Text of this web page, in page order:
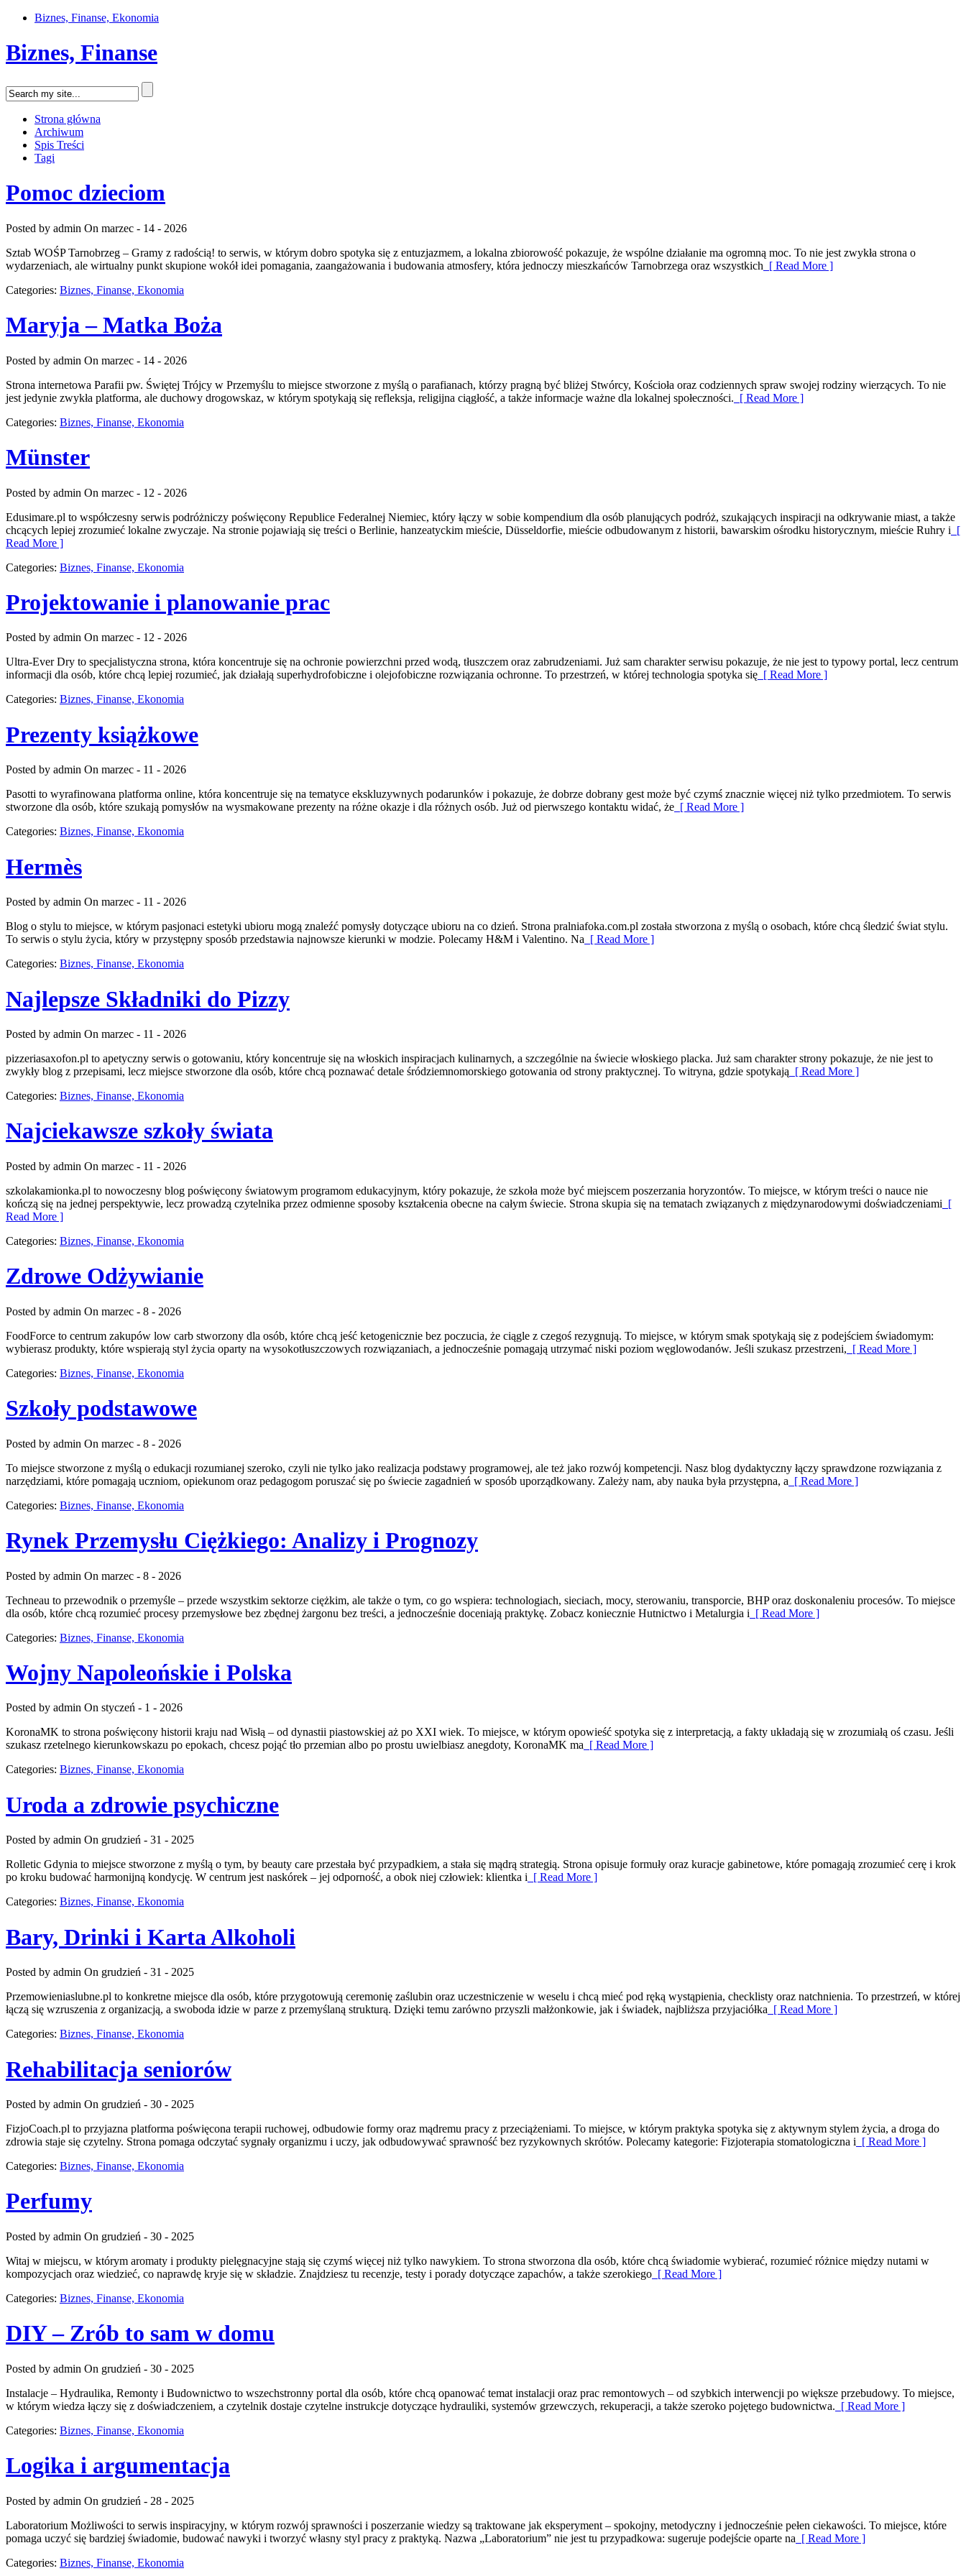
Biznes, Finanse, Ekonomia
Biznes, Finanse
Strona główna
Archiwum
Spis Treści
Tagi
Pomoc dzieciom
Posted by admin On marzec - 14 - 2026
Sztab WOŚP Tarnobrzeg – Gramy z radością! to serwis, w którym dobro spotyka się z entuzjazmem, a lokalna zbiorowość pokazuje, że wspólne działanie ma ogromną moc. To nie jest zwykła strona o
wydarzeniach, ale wirtualny punkt skupione wokół idei pomagania, zaangażowania i budowania atmosfery, która jednoczy mieszkańców Tarnobrzega oraz wszystkich [ Read More ]
Categories: Biznes, Finanse, Ekonomia
Maryja – Matka Boża
Posted by admin On marzec - 14 - 2026
Strona internetowa Parafii pw. Świętej Trójcy w Przemyślu to miejsce stworzone z myślą o parafianach, którzy pragną być bliżej Stwórcy, Kościoła oraz codziennych spraw swojej rodziny wierzących. To nie
jest jedynie zwykła platforma, ale duchowy drogowskaz, w którym spotykają się refleksja, religijna ciągłość, a także informacje ważne dla lokalnej społeczności. [ Read More ]
Categories: Biznes, Finanse, Ekonomia
Münster
Posted by admin On marzec - 12 - 2026
Edusimare.pl to współczesny serwis podróżniczy poświęcony Republice Federalnej Niemiec, który łączy w sobie kompendium dla osób planujących podróż, szukających inspiracji na odkrywanie miast, a także
chcących lepiej zrozumieć lokalne zwyczaje. Na stronie pojawiają się treści o Berlinie, hanzeatyckim mieście, Düsseldorfie, mieście odbudowanym z historii, bawarskim ośrodku historycznym, mieście Ruhry i [
Read More ]
Categories: Biznes, Finanse, Ekonomia
Projektowanie i planowanie prac
Posted by admin On marzec - 12 - 2026
Ultra-Ever Dry to specjalistyczna strona, która koncentruje się na ochronie powierzchni przed wodą, tłuszczem oraz zabrudzeniami. Już sam charakter serwisu pokazuje, że nie jest to typowy portal, lecz centrum
informacji dla osób, które chcą lepiej rozumieć, jak działają superhydrofobiczne i olejofobiczne rozwiązania ochronne. To przestrzeń, w której technologia spotyka się [ Read More ]
Categories: Biznes, Finanse, Ekonomia
Prezenty książkowe
Posted by admin On marzec - 11 - 2026
Pasotti to wyrafinowana platforma online, która koncentruje się na tematyce ekskluzywnych podarunków i pokazuje, że dobrze dobrany gest może być czymś znacznie więcej niż tylko przedmiotem. To serwis
stworzone dla osób, które szukają pomysłów na wysmakowane prezenty na różne okazje i dla różnych osób. Już od pierwszego kontaktu widać, że [ Read More ]
Categories: Biznes, Finanse, Ekonomia
Hermès
Posted by admin On marzec - 11 - 2026
Blog o stylu to miejsce, w którym pasjonaci estetyki ubioru mogą znaleźć pomysły dotyczące ubioru na co dzień. Strona pralniafoka.com.pl została stworzona z myślą o osobach, które chcą śledzić świat stylu.
To serwis o stylu życia, który w przystępny sposób przedstawia najnowsze kierunki w modzie. Polecamy H&M i Valentino. Na [ Read More ]
Categories: Biznes, Finanse, Ekonomia
Najlepsze Składniki do Pizzy
Posted by admin On marzec - 11 - 2026
pizzeriasaxofon.pl to apetyczny serwis o gotowaniu, który koncentruje się na włoskich inspiracjach kulinarnych, a szczególnie na świecie włoskiego placka. Już sam charakter strony pokazuje, że nie jest to
zwykły blog z przepisami, lecz miejsce stworzone dla osób, które chcą poznawać detale śródziemnomorskiego gotowania od strony praktycznej. To witryna, gdzie spotykają [ Read More ]
Categories: Biznes, Finanse, Ekonomia
Najciekawsze szkoły świata
Posted by admin On marzec - 11 - 2026
szkolakamionka.pl to nowoczesny blog poświęcony światowym programom edukacyjnym, który pokazuje, że szkoła może być miejscem poszerzania horyzontów. To miejsce, w którym treści o nauce nie
kończą się na jednej perspektywie, lecz prowadzą czytelnika przez odmienne sposoby kształcenia obecne na całym świecie. Strona skupia się na tematach związanych z międzynarodowymi doświadczeniami [
Read More ]
Categories: Biznes, Finanse, Ekonomia
Zdrowe Odżywianie
Posted by admin On marzec - 8 - 2026
FoodForce to centrum zakupów low carb stworzony dla osób, które chcą jeść ketogenicznie bez poczucia, że ciągle z czegoś rezygnują. To miejsce, w którym smak spotykają się z podejściem świadomym:
wybierasz produkty, które wspierają styl życia oparty na wysokotłuszczowych rozwiązaniach, a jednocześnie pomagają utrzymać niski poziom węglowodanów. Jeśli szukasz przestrzeni, [ Read More ]
Categories: Biznes, Finanse, Ekonomia
Szkoły podstawowe
Posted by admin On marzec - 8 - 2026
To miejsce stworzone z myślą o edukacji rozumianej szeroko, czyli nie tylko jako realizacja podstawy programowej, ale też jako rozwój kompetencji. Nasz blog dydaktyczny łączy sprawdzone rozwiązania z
narzędziami, które pomagają uczniom, opiekunom oraz pedagogom poruszać się po świecie zagadnień w sposób uporządkowany. Zależy nam, aby nauka była przystępna, a [ Read More ]
Categories: Biznes, Finanse, Ekonomia
Rynek Przemysłu Ciężkiego: Analizy i Prognozy
Posted by admin On marzec - 8 - 2026
Techneau to przewodnik o przemyśle – przede wszystkim sektorze ciężkim, ale także o tym, co go wspiera: technologiach, sieciach, mocy, sterowaniu, transporcie, BHP oraz doskonaleniu procesów. To miejsce
dla osób, które chcą rozumieć procesy przemysłowe bez zbędnej żargonu bez treści, a jednocześnie doceniają praktykę. Zobacz koniecznie Hutnictwo i Metalurgia i [ Read More ]
Categories: Biznes, Finanse, Ekonomia
Wojny Napoleońskie i Polska
Posted by admin On styczeń - 1 - 2026
KoronaMK to strona poświęcony historii kraju nad Wisłą – od dynastii piastowskiej aż po XXI wiek. To miejsce, w którym opowieść spotyka się z interpretacją, a fakty układają się w zrozumiałą oś czasu. Jeśli
szukasz rzetelnego kierunkowskazu po epokach, chcesz pojąć tło przemian albo po prostu uwielbiasz anegdoty, KoronaMK ma [ Read More ]
Categories: Biznes, Finanse, Ekonomia
Uroda a zdrowie psychiczne
Posted by admin On grudzień - 31 - 2025
Rolletic Gdynia to miejsce stworzone z myślą o tym, by beauty care przestała być przypadkiem, a stała się mądrą strategią. Strona opisuje formuły oraz kuracje gabinetowe, które pomagają zrozumieć cerę i krok
po kroku budować harmonijną kondycję. W centrum jest naskórek – jej odporność, a obok niej człowiek: klientka i [ Read More ]
Categories: Biznes, Finanse, Ekonomia
Bary, Drinki i Karta Alkoholi
Posted by admin On grudzień - 31 - 2025
Przemowieniaslubne.pl to konkretne miejsce dla osób, które przygotowują ceremonię zaślubin oraz uczestniczenie w weselu i chcą mieć pod ręką wystąpienia, checklisty oraz natchnienia. To przestrzeń, w której
łączą się wzruszenia z organizacją, a swoboda idzie w parze z przemyślaną strukturą. Dzięki temu zarówno przyszli małżonkowie, jak i świadek, najbliższa przyjaciółka [ Read More ]
Categories: Biznes, Finanse, Ekonomia
Rehabilitacja seniorów
Posted by admin On grudzień - 30 - 2025
FizjoCoach.pl to przyjazna platforma poświęcona terapii ruchowej, odbudowie formy oraz mądremu pracy z przeciążeniami. To miejsce, w którym praktyka spotyka się z aktywnym stylem życia, a droga do
zdrowia staje się czytelny. Strona pomaga odczytać sygnały organizmu i uczy, jak odbudowywać sprawność bez ryzykownych skrótów. Polecamy kategorie: Fizjoterapia stomatologiczna i [ Read More ]
Categories: Biznes, Finanse, Ekonomia
Perfumy
Posted by admin On grudzień - 30 - 2025
Witaj w miejscu, w którym aromaty i produkty pielęgnacyjne stają się czymś więcej niż tylko nawykiem. To strona stworzona dla osób, które chcą świadomie wybierać, rozumieć różnice między nutami w
kompozycjach oraz wiedzieć, co naprawdę kryje się w składzie. Znajdziesz tu recenzje, testy i porady dotyczące zapachów, a także szerokiego [ Read More ]
Categories: Biznes, Finanse, Ekonomia
DIY – Zrób to sam w domu
Posted by admin On grudzień - 30 - 2025
Instalacje – Hydraulika, Remonty i Budownictwo to wszechstronny portal dla osób, które chcą opanować temat instalacji oraz prac remontowych – od szybkich interwencji po większe przebudowy. To miejsce,
w którym wiedza łączy się z doświadczeniem, a czytelnik dostaje czytelne instrukcje dotyczące hydrauliki, systemów grzewczych, rekuperacji, a także szeroko pojętego budownictwa. [ Read More ]
Categories: Biznes, Finanse, Ekonomia
Logika i argumentacja
Posted by admin On grudzień - 28 - 2025
Laboratorium Możliwości to serwis inspiracyjny, w którym rozwój sprawności i poszerzanie wiedzy są traktowane jak eksperyment – spokojny, metodyczny i jednocześnie pełen ciekawości. To miejsce, które
pomaga uczyć się bardziej świadomie, budować nawyki i tworzyć własny styl pracy z praktyką. Nazwa „Laboratorium” nie jest tu przypadkowa: sugeruje podejście oparte na [ Read More ]
Categories: Biznes, Finanse, Ekonomia